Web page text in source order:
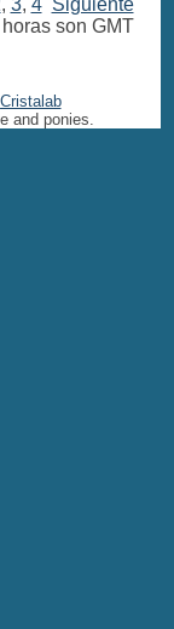
, 3, 4 Siguiente
son GMT
Cristalab
and ponies.